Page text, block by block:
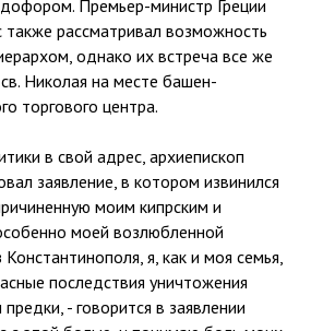
Премьер-министр Греции
рассматривал возможность
однако их встреча все же
Николая на месте башен-
торгового центра.
в свой адрес, архиепископ
заявление, в котором извинился
моим кипрским и
моей возлюбленной
Константинополя, я, как и моя семья,
последствия уничтожения
- говорится в заявлении